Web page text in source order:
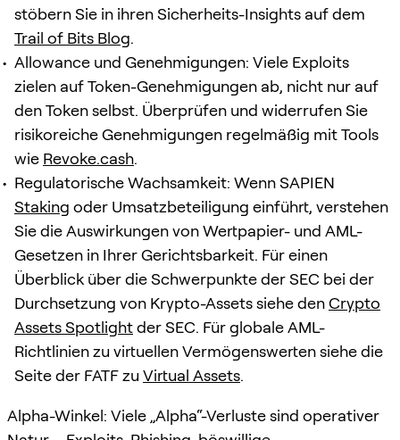
stöbern Sie in ihren Sicherheits-Insights auf dem
Trail of Bits Blog.
Allowance und Genehmigungen: Viele Exploits
zielen auf Token-Genehmigungen ab, nicht nur auf
den Token selbst. Überprüfen und widerrufen Sie
risikoreiche Genehmigungen regelmäßig mit Tools
wie Revoke.cash.
Regulatorische Wachsamkeit: Wenn SAPIEN
Staking oder Umsatzbeteiligung einführt, verstehen
Sie die Auswirkungen von Wertpapier- und AML-
Gesetzen in Ihrer Gerichtsbarkeit. Für einen
Überblick über die Schwerpunkte der SEC bei der
Durchsetzung von Krypto-Assets siehe denCrypto
Assets Spotlightder SEC. Für globale AML-
Richtlinien zu virtuellen Vermögenswerten siehe die
Seite der FATF zu Virtual Assets.
Alpha-Winkel: Viele „Alpha“-Verluste sind operativer